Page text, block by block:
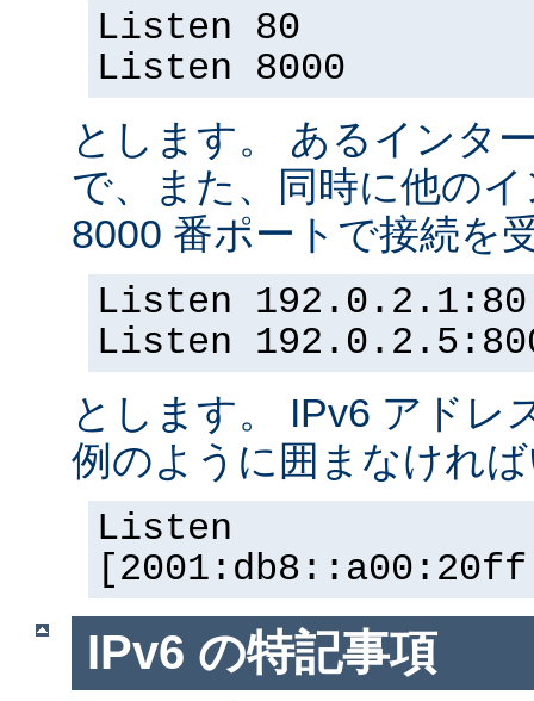
Listen 80
Listen 8000
とします。 あるインタ
で、また、同時に他の
8000 番ポートで接続を
Listen 192.0.2.1:80
Listen
とします。 IPv6 アドレ
例のように囲まなけれ
Listen
IPv6 の特記事項